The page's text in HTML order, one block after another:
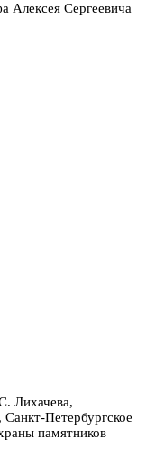
Алексея Сергеевича
Лихачева,
Петербургское
памятников